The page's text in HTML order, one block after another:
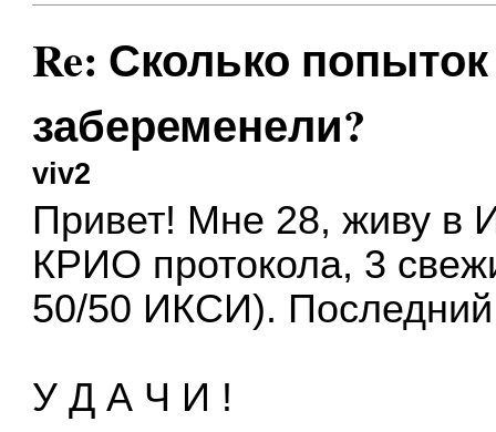
Re: Сколько
забеременели?
viv2
Привет! Мне 28, живу в
КРИО протокола, 3
50/50 ИКСИ). Последний
У Д А Ч И !